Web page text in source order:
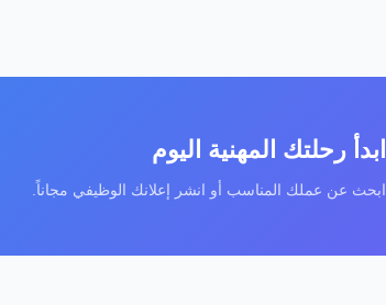
ابدأ رحلتك المهنية اليوم
ابحث عن عملك المناسب أو انشر إعلانك الوظيفي مجاناً.